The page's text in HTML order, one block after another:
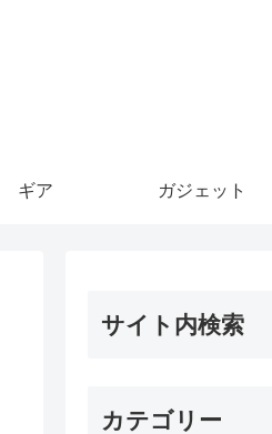
ギア ガジェット
サイト内検索
カテゴリー